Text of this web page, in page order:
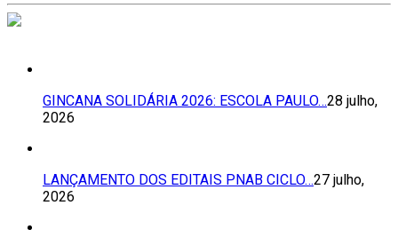
GINCANA SOLIDÁRIA 2026: ESCOLA PAULO…28 julho,
2026
LANÇAMENTO DOS EDITAIS PNAB CICLO…27 julho,
2026